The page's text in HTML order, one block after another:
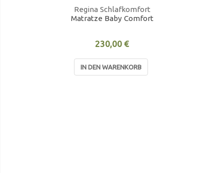
Regina Schlafkomfort
Matratze Baby Comfort
230,00 €
IN DEN WARENKORB